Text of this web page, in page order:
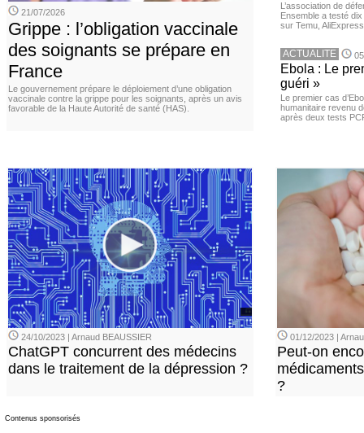
21/07/2026
Grippe : l’obligation vaccinale
des soignants se prépare en
France
Le gouvernement prépare le déploiement d’une obligation
vaccinale contre la grippe pour les soignants, après un avis
favorable de la Haute Autorité de santé (HAS).
L’association de
Ensemble a testé
sur Temu,
ACTUALITE
Ebola : Le
guéri »
Le premier cas
humanitaire revenu
après deux tests
24/10/2023 | Arnaud BEAUSSIER
ChatGPT concurrent des médecins
dans le traitement de la dépression ?
01/12/2023 |
Peut-on
?
Contenus sponsorisés